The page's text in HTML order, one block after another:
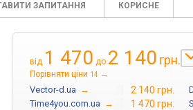
ЗАПИТАННЯ КОРИСНЕ
від 1 470 до 2 140 грн.
Порівняти ціни 14 →
Vector-d.ua → 2 140 грн.
Time4you.com.ua → 1 470 грн.